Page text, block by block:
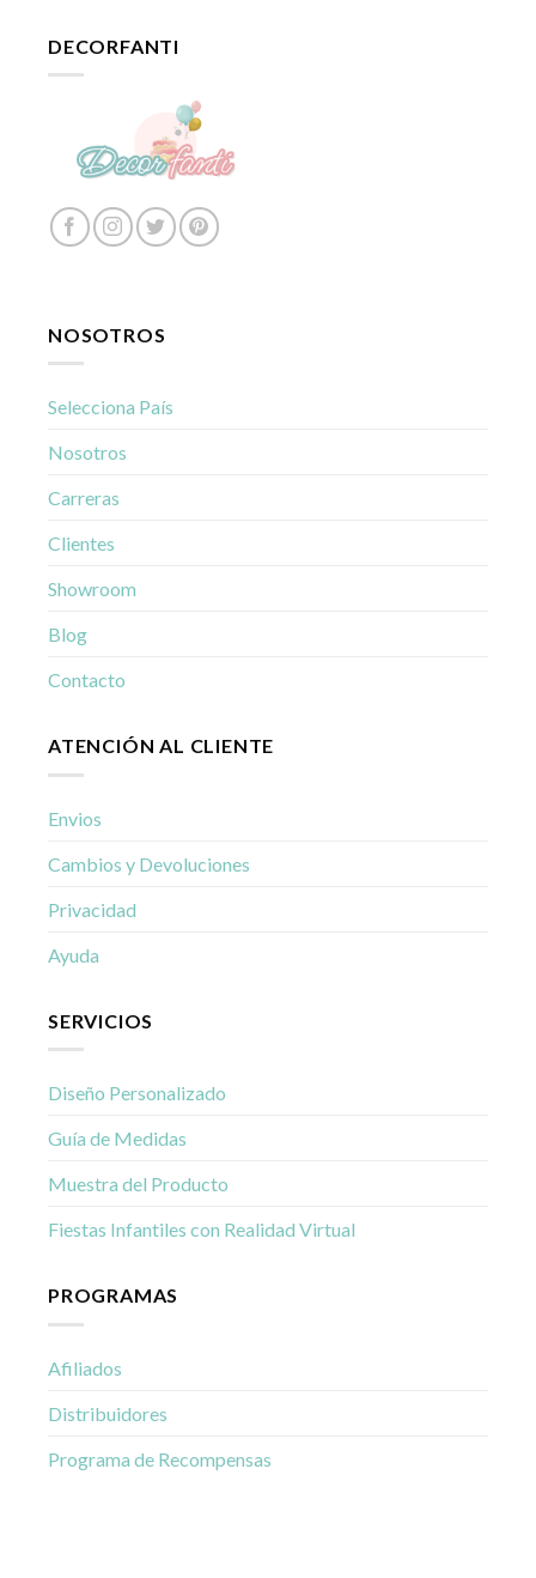
DECORFANTI
NOSOTROS
Selecciona País
Nosotros
Carreras
Clientes
Showroom
Blog
Contacto
ATENCIÓN AL CLIENTE
Envios
Cambios y Devoluciones
Privacidad
Ayuda
SERVICIOS
Diseño Personalizado
Guía de Medidas
Muestra del Producto
Fiestas Infantiles con Realidad Virtual
PROGRAMAS
Afiliados
Distribuidores
Programa de Recompensas